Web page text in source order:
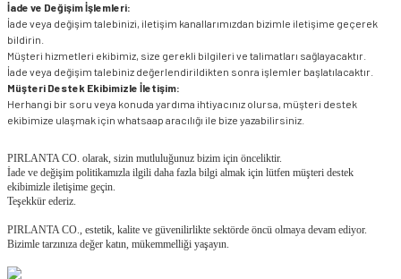
İade ve Değişim İşlemleri:
İade veya değişim talebinizi, iletişim kanallarımızdan bizimle iletişime geçerek
bildirin.
Müşteri hizmetleri ekibimiz, size gerekli bilgileri ve talimatları sağlayacaktır.
İade veya değişim talebiniz değerlendirildikten sonra işlemler başlatılacaktır.
Müşteri Destek Ekibimizle İletişim:
Herhangi bir soru veya konuda yardıma ihtiyacınız olursa, müşteri destek
ekibimize ulaşmak için whatsaap aracılığı ile bize yazabilirsiniz.
PIRLANTA CO. olarak, sizin mutluluğunuz bizim için önceliktir.
İade ve değişim politikamızla ilgili daha fazla bilgi almak için lütfen müşteri destek
ekibimizle iletişime geçin.
Teşekkür ederiz.
PIRLANTA CO., estetik, kalite ve güvenilirlikte sektörde öncü olmaya devam ediyor.
Bizimle tarzınıza değer katın, mükemmelliği yaşayın.